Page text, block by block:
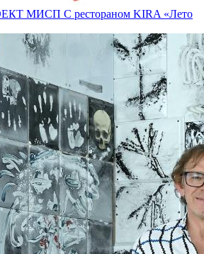
МИСП С рестораном KIRA «Лето